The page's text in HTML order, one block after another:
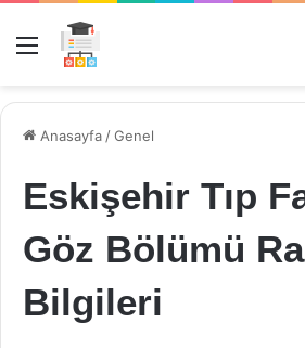
Menü
Anasayfa /Genel
Eskişehir Tıp
Göz Bölümü
Bilgileri